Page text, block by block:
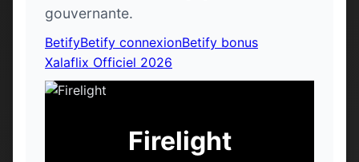
gouvernante.
BetifyBetify connexionBetify bonus
Xalaflix Officiel 2026
Firelight